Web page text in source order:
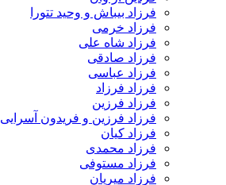
فرزاد بیباش و وحید تتورا
فرزاد خرمی
فرزاد شاه علی
فرزاد صادقی
فرزاد عباسی
فرزاد فرزاد
فرزاد فرزین
فرزاد فرزین و فریدون آسرایی
فرزاد کیان
فرزاد محمدی
فرزاد مستوفی
فرزاد میریان